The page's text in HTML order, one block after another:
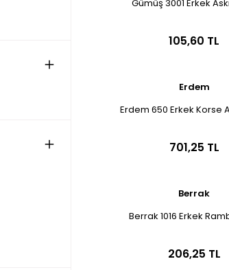
Gümüş 3001 Erkek
105,60 TL
Erdem
Erdem 650 Erkek Korse
701,25 TL
Berrak
Berrak 1016 Erkek
206,25 TL